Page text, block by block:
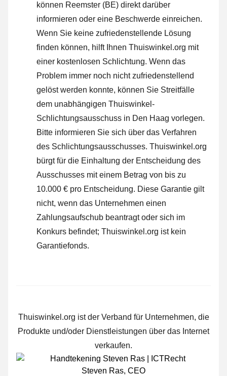
können Reemster (BE) direkt darüber
informieren oder eine Beschwerde einreichen.
Wenn Sie keine zufriedenstellende Lösung
finden können, hilft Ihnen Thuiswinkel.org mit
einer kostenlosen Schlichtung. Wenn das
Problem immer noch nicht zufriedenstellend
gelöst werden konnte, können Sie Streitfälle
dem unabhängigen Thuiswinkel-
Schlichtungsausschuss in Den Haag vorlegen.
Bitte informieren Sie sich über das Verfahren
des Schlichtungsausschusses. Thuiswinkel.org
bürgt für die Einhaltung der Entscheidung des
Ausschusses mit einem Betrag von bis zu
10.000 € pro Entscheidung. Diese Garantie gilt
nicht, wenn das Unternehmen einen
Zahlungsaufschub beantragt oder sich im
Konkurs befindet; Thuiswinkel.org ist kein
Garantiefonds.
Thuiswinkel.org ist der Verband für Unternehmen, die
Produkte und/oder Dienstleistungen über das Internet
verkaufen.
Steven Ras, CEO